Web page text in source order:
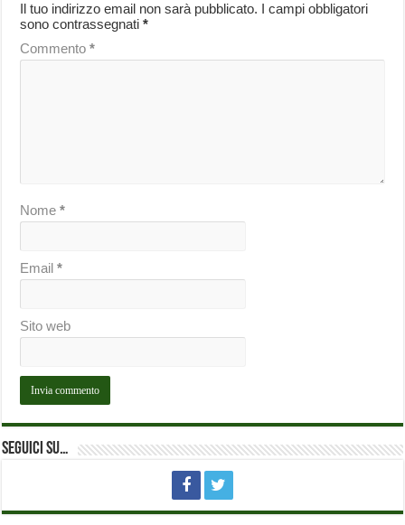
Il tuo indirizzo email non sarà pubblicato. I campi obbligatori
sono contrassegnati*
Commento*
Nome*
Email*
Sito web
Seguici su…